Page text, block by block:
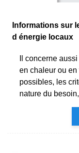
Informations sur
d énergie locaux
Il concerne
en chaleur ou
possibles, les
nature du